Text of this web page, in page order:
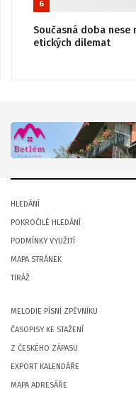
6
Současná doba nese
etických dilemat
HLEDÁNÍ
POKROČILÉ HLEDÁNÍ
PODMÍNKY VYUŽITÍ
MAPA STRÁNEK
TIRÁŽ
MELODIE PÍSNÍ ZPĚVNÍKU
ČASOPISY KE STAŽENÍ
Z ČESKÉHO ZÁPASU
EXPORT KALENDÁŘE
MAPA ADRESÁŘE